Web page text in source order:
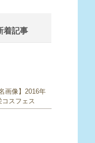
着記事
画像】2016年
コスフェス